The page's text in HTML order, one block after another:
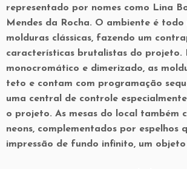
representado por nomes como Lina
Mendes da Rocha. O ambiente é
molduras clássicas, fazendo um
características brutalistas do projeto.
monocromático e dimerizado, as
teto e contam com programação
uma central de controle
o projeto. As mesas do local também
neons, complementados por espelhos
impressão de fundo infinito, um